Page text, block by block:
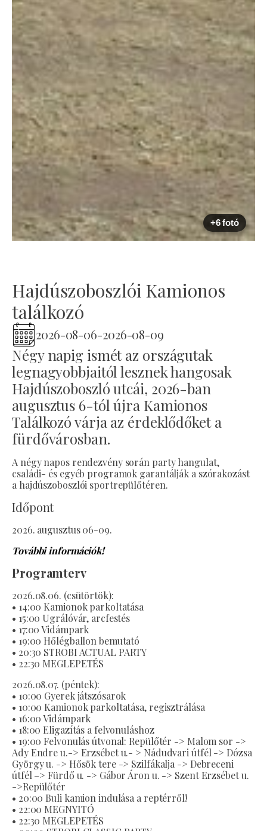
+6 fotó
Hajdúszoboszlói Kamionos
találkozó
2026-08-06-2026-08-09
Négy napig ismét az országutak
legnagyobbjaitól lesznek hangosak
Hajdúszoboszló utcái, 2026-ban
augusztus 6-tól újra Kamionos
Találkozó várja az érdeklődőket a
fürdővárosban.
A négy napos rendezvény során party hangulat,
családi- és egyéb programok garantálják a szórakozást
a hajdúszoboszlói sportrepülőtéren.
Időpont
2026. augusztus 06-09.
További információk!
Programterv
2026.08.06. (csütörtök):
• 14:00 Kamionok parkoltatása
• 15:00 Ugrálóvár, arcfestés
• 17:00 Vidámpark
• 19:00 Hőlégballon bemutató
• 20:30 STROBI ACTUAL PARTY
• 22:30 MEGLEPETÉS
2026.08.07. (péntek):
• 10:00 Gyerek játszósarok
• 10:00 Kamionok parkoltatása, regisztrálása
• 16:00 Vidámpark
• 18:00 Eligazítás a felvonuláshoz
• 19:00 Felvonulás útvonal: Repülőtér -> Malom sor ->
Ady Endre u.-> Erzsébet u.- > Nádudvari útfél -> Dózsa
György u. -> Hősök tere -> Szilfákalja -> Debreceni
útfél –> Fürdő u. -> Gábor Áron u. -> Szent Erzsébet u.
->Repülőtér
• 20:00 Buli kamion indulása a reptérről!
• 22:00 MEGNYITÓ
• 22:30 MEGLEPETÉS